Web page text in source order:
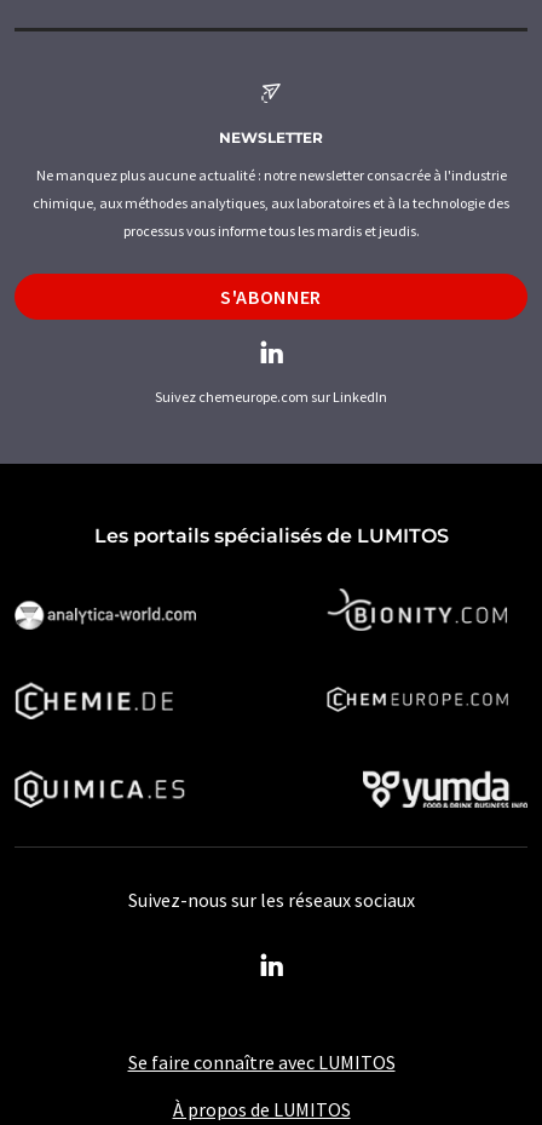
NEWSLETTER
Ne manquez plus aucune actualité : notre newsletter consacrée à l'industrie
chimique, aux méthodes analytiques, aux laboratoires et à la technologie des
processus vous informe tous les mardis et jeudis.
S'ABONNER
Suivez chemeurope.com sur LinkedIn
Les portails spécialisés de LUMITOS
Se faire connaître avec LUMITOS
À propos de LUMITOS
Suivez-nous sur les réseaux sociaux